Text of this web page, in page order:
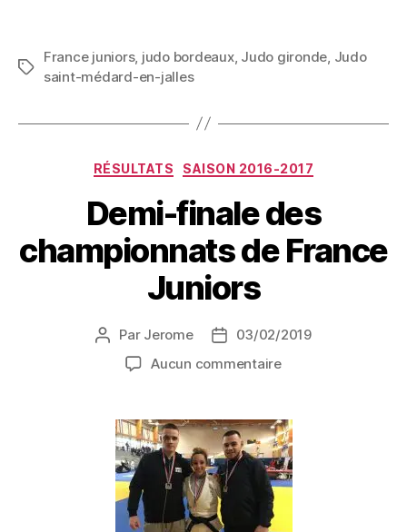
France juniors, judo bordeaux, Judo gironde, Judo
saint-médard-en-jalles
RÉSULTATS SAISON 2016-2017
Demi-finale des
championnats de France
Juniors
Par Jerome
03/02/2019
Aucun commentaire